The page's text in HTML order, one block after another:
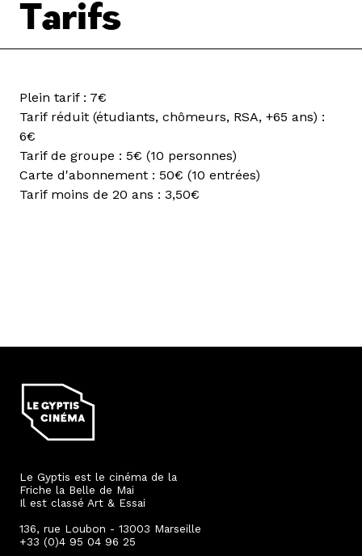
Tarifs
Plein tarif : 7€
Tarif réduit (étudiants, chômeurs, RSA, +65 ans) :
6€
Tarif de groupe : 5€ (10 personnes)
Carte d'abonnement : 50€ (10 entrées)
Tarif moins de 20 ans : 3,50€
Le Gyptis est le cinéma de la
Friche la Belle de Mai
Il est classé Art & Essai
136, rue Loubon - 13003 Marseille
+33 (0)4 95 04 96 25